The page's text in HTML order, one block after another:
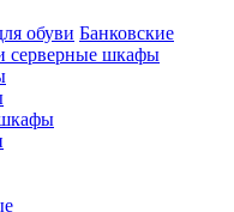
обуви Банковские
серверные шкафы